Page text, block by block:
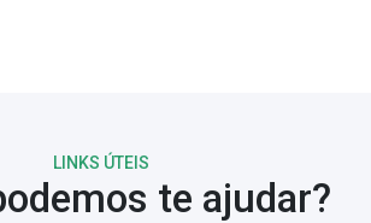
LINKS ÚTEIS
te ajudar?